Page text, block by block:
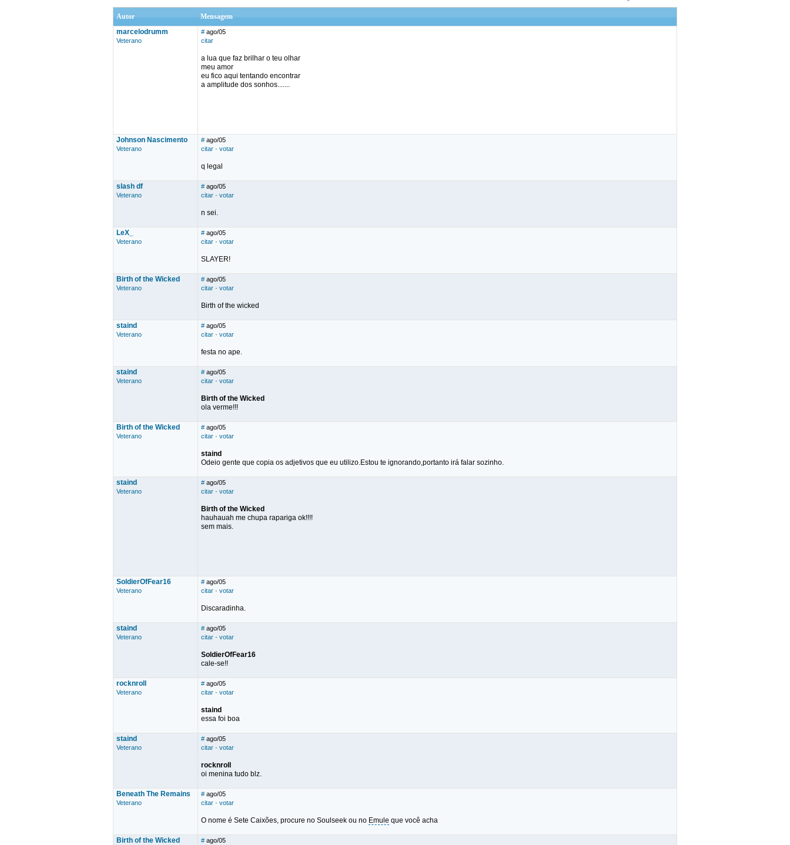
Autor
Mensagem
marcelodrumm
Veterano
# ago/05
citar
a lua que faz brilhar o teu olhar
meu amor
eu fico aqui tentando encontrar
a amplitude dos sonhos.......
Johnson Nascimento
Veterano
# ago/05
citar · votar
q legal
slash df
Veterano
# ago/05
citar · votar
n sei.
LeX_
Veterano
# ago/05
citar · votar
SLAYER!
Birth of the Wicked
Veterano
# ago/05
citar · votar
Birth of the wicked
staind
Veterano
# ago/05
citar · votar
festa no ape.
staind
Veterano
# ago/05
citar · votar
Birth of the Wicked
ola verme!!!
Birth of the Wicked
Veterano
# ago/05
citar · votar
staind
Odeio gente que copia os adjetivos que eu utilizo.Estou te ignorando,portanto irá falar sozinho.
staind
Veterano
# ago/05
citar · votar
Birth of the Wicked
hauhauah me chupa rapariga ok!!!!
sem mais.
SoldierOfFear16
Veterano
# ago/05
citar · votar
Discaradinha.
staind
Veterano
# ago/05
citar · votar
SoldierOfFear16
cale-se!!
rocknroll
Veterano
# ago/05
citar · votar
staind
essa foi boa
staind
Veterano
# ago/05
citar · votar
rocknroll
oi menina tudo blz.
Beneath The Remains
Veterano
# ago/05
citar · votar
O nome é Sete Caixões, procure no Soulseek ou no Emule que você acha
Birth of the Wicked # ago/05